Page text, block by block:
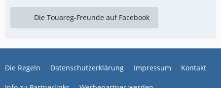
Die Touareg-Freunde auf Facebook
Die Regeln Datenschutzerklärung Impressum Kontakt